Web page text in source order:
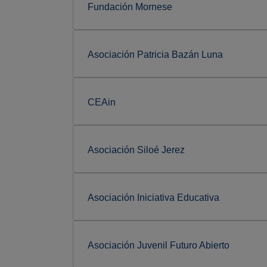
Fundación Mornese
Asociación Patricia Bazán Luna
CEAin
Asociación Siloé Jerez
Asociación Iniciativa Educativa
Asociación Juvenil Futuro Abierto